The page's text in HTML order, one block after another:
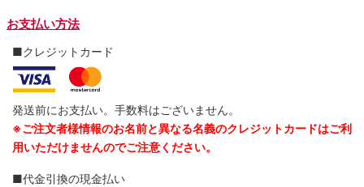
お支払い方法
■クレジットカード
発送前にお支払い。手数料はございません。
※ご注文者様情報のお名前と異なる名義のクレジットカードはご利
用いただけませんのでご注意ください。
■代金引換の現金払い